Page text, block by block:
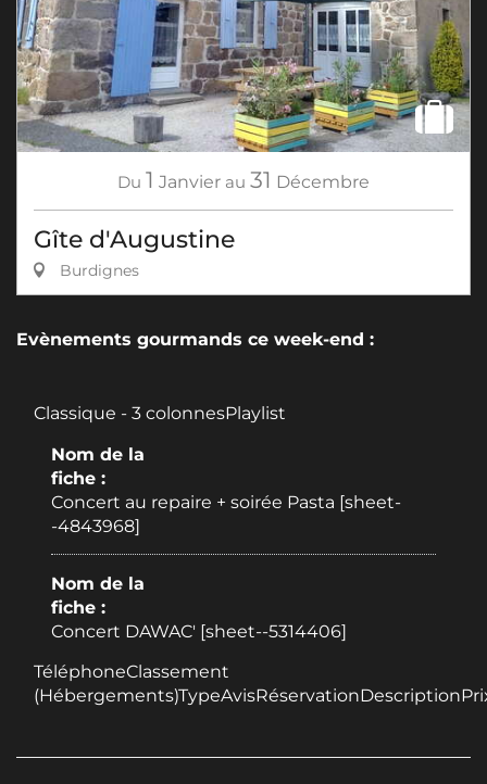
Du 1 Janvier au 31 Décembre
Gîte d'Augustine
Burdignes
Evènements gourmands ce week-end :
Classique - 3 colonnesPlaylist
Nom de la
fiche :
Concert au repaire + soirée Pasta [sheet-
-4843968]
Nom de la
fiche :
Concert DAWAC' [sheet--5314406]
TéléphoneClassement